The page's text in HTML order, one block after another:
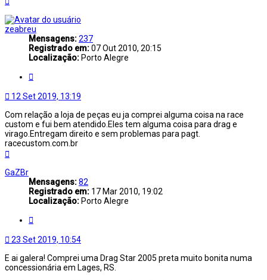
topo
zeabreu
Mensagens:237
Registrado em:07 Out 2010, 20:15
Localização: Porto Alegre
12 Set 2019, 13:19
Com relação a loja de peças eu ja comprei alguma coisa na race
custom e fui bem atendido.Eles tem alguma coisa para drag e
virago.Entregam direito e sem problemas para pagt.
racecustom.com.br
topo
GaZBr
Mensagens:82
Registrado em: 17 Mar 2010, 19:02
Localização: Porto Alegre
23 Set 2019, 10:54
E ai galera! Comprei uma Drag Star 2005 preta muito bonita numa
concessionária em Lages, RS.